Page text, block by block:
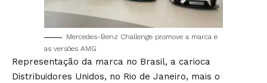
Mercedes-Benz Challenge promove a marca e
as versões AMG
Representação da marca no Brasil, a carioca
Distribuidores Unidos, no Rio de Janeiro, mais o